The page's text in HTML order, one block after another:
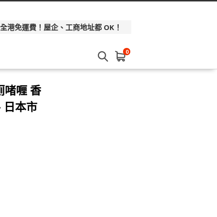
港免運費！屋企、工商地址都 OK！
0
啫喱 香
日本市